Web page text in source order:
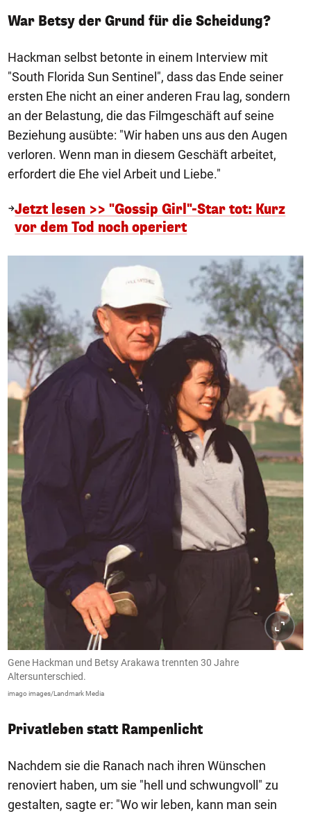
War Betsy der Grund für die Scheidung?
Hackman selbst betonte in einem Interview mit
"South Florida Sun Sentinel", dass das Ende seiner
ersten Ehe nicht an einer anderen Frau lag, sondern
an der Belastung, die das Filmgeschäft auf seine
Beziehung ausübte: "Wir haben uns aus den Augen
verloren. Wenn man in diesem Geschäft arbeitet,
erfordert die Ehe viel Arbeit und Liebe."
Jetzt lesen >> "Gossip Girl"-Star tot: Kurz
vor dem Tod noch operiert
Gene Hackman und Betsy Arakawa trennten 30 Jahre
Altersunterschied.
imago images/Landmark Media
Privatleben statt Rampenlicht
Nachdem sie die Ranach nach ihren Wünschen
renoviert haben, um sie "hell und schwungvoll" zu
gestalten, sagte er: "Wo wir leben, kann man sein